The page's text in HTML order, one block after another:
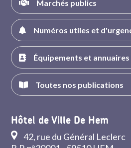
Marchés publics
Numéros utiles et
Équipements et annuaires
Toutes nos publications
Hôtel de Ville De Hem
42, rue du Général Leclerc